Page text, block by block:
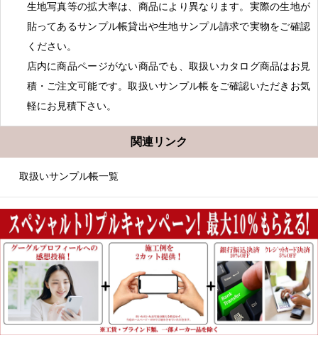
生地写真等の拡大率は、商品により異なります。実際の生地が
貼ってあるサンプル帳貸出や生地サンプル請求で実物をご確認
ください。
店内に商品ページがない商品でも、取扱いカタログ商品はお見
積・ご注文可能です。取扱いサンプル帳をご確認いただきお気
軽にお見積下さい。
関連リンク
取扱いサンプル帳一覧